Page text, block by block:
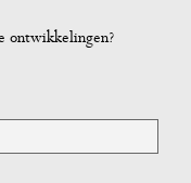
ontwikkelingen?